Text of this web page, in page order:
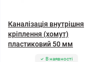
Каналізація внутрішня
кріплення (хомут)
пластиковий 50 мм
В наявності